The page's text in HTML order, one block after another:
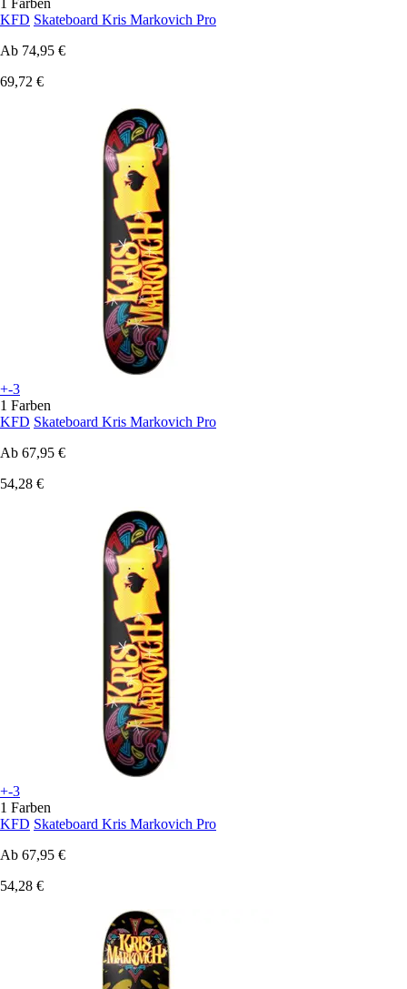
KFD Skateboard Kris Markovich Pro
Ab 74,95 €
69,72 €
+-3
1 Farben
KFD Skateboard Kris Markovich Pro
Ab 67,95 €
54,28 €
+-3
1 Farben
KFD Skateboard Kris Markovich Pro
Ab 67,95 €
54,28 €